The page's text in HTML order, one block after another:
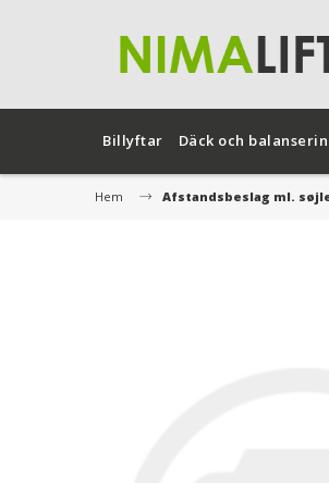
Billyftar Däck och
Hem Afstandsbeslag ml.